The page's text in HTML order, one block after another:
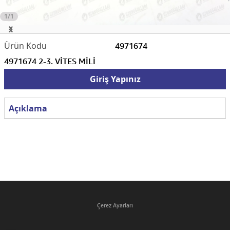
1/1
4971674
4971674 2-3. VİTES MİLİ
Giriş Yapınız
Açıklama
Çerez Ayarları